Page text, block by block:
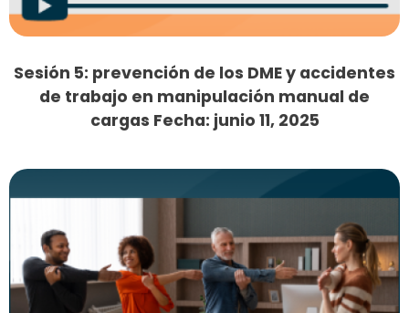
Sesión 5: prevención de los DME y accidentes
de trabajo en manipulación manual de
cargas Fecha: junio 11, 2025